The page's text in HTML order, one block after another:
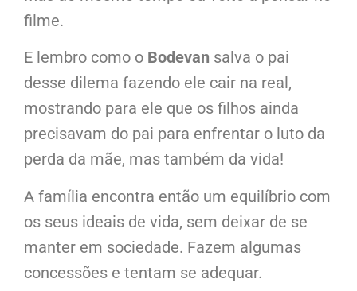
filme.
E lembro como o Bodevan salva o pai
desse dilema fazendo ele cair na real,
mostrando para ele que os filhos ainda
precisavam do pai para enfrentar o luto da
perda da mãe, mas também da vida!
A família encontra então um equilíbrio com
os seus ideais de vida, sem deixar de se
manter em sociedade. Fazem algumas
concessões e tentam se adequar.